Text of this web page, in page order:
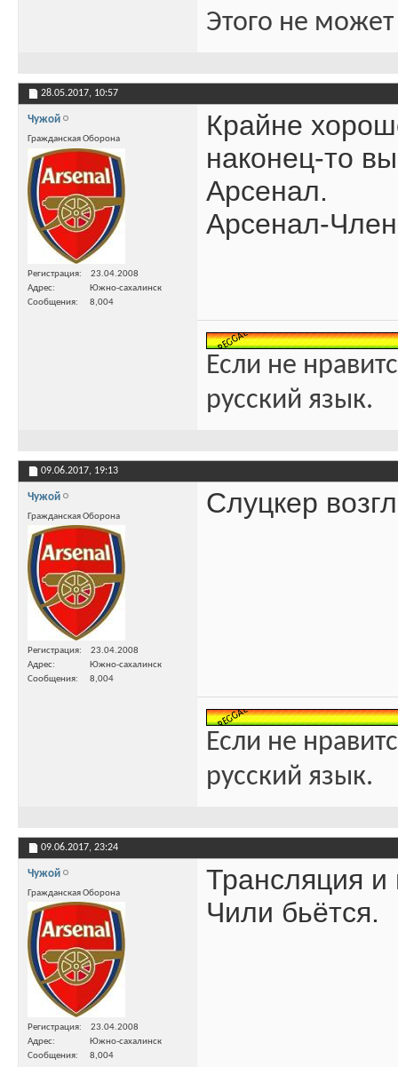
Этого не
28.05.2017, 10:57
Чужой
Гражданская Оборона
Регистрация
23.04.2008
Адрес
Южно-сахалинск
Сообщения
8,004
Крайне
наконец-то
Арсенал.
Арсенал-
Если не
русский язык.
09.06.2017, 19:13
Чужой
Гражданская Оборона
Регистрация
23.04.2008
Адрес
Южно-сахалинск
Сообщения
8,004
Слуцкер
Если не
русский язык.
09.06.2017, 23:24
Чужой
Гражданская Оборона
Регистрация
23.04.2008
Адрес
Южно-сахалинск
Сообщения
8,004
Трансляция и
Чили бьётся.